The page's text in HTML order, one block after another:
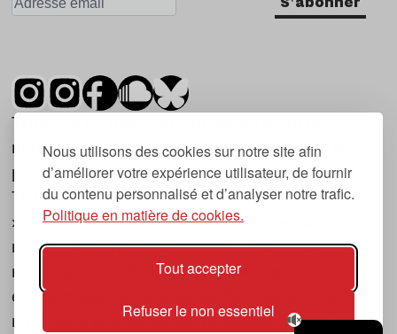
Nous utilisons des cookies sur notre site afin
d’améliorer votre expérience utilisateur, de fournir
du contenu personnalisé et d’analyser notre trafic.
Politique en matière de cookies.
Tout accepter
Refuser le non essentiel
Tsugi est un mensuel indépendant sur la
musique et les nouvelles tendances, dont la
première parution date de 2007.
Tsugi en japonais signifie « prochain », « suivant
», ce qui correspond à la thématique du
magazine, à l’affût des nouvelles tendances
musicales, qu’elles viennent de la musique
électronique, du rock ou du hip hop, et des
nouveaux phénomènes de société liés à la